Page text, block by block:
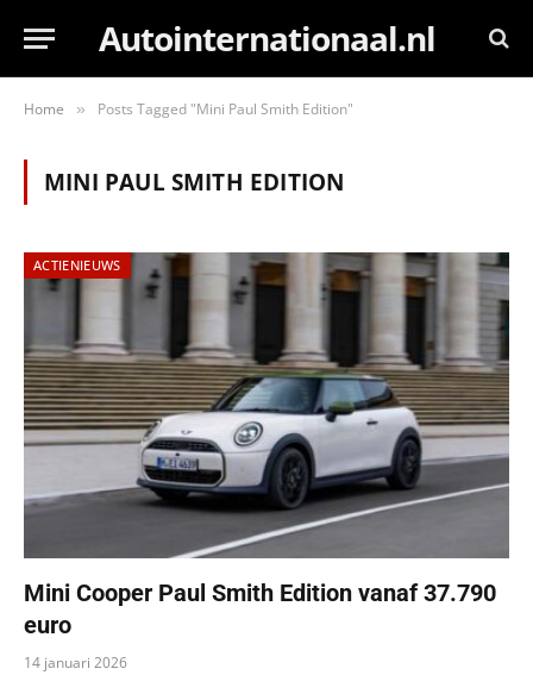
Autointernationaal.nl
Home » Posts Tagged "Mini Paul Smith Edition"
MINI PAUL SMITH EDITION
ACTIENIEUWS
Mini Cooper Paul Smith Edition vanaf 37.790
euro
14 januari 2026